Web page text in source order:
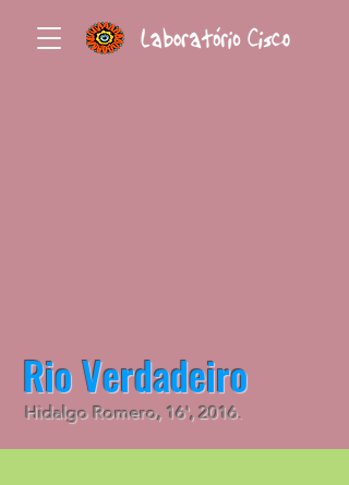
Rio Verdadeiro
Hidalgo Romero, 16', 2016.